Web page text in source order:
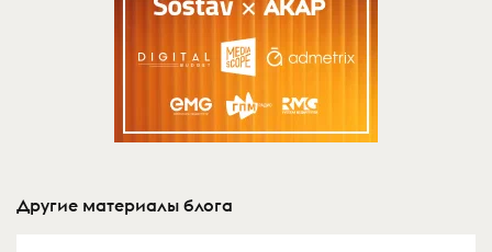
Другие материалы блога